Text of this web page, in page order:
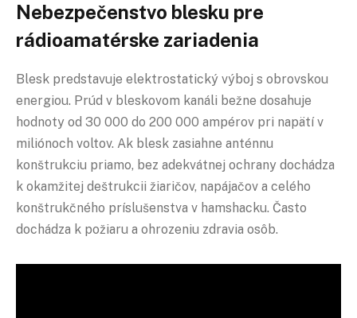
Nebezpečenstvo blesku pre
rádioamatérske zariadenia
Blesk predstavuje elektrostatický výboj s obrovskou
energiou. Prúd v bleskovom kanáli bežne dosahuje
hodnoty od 30 000 do 200 000 ampérov pri napätí v
miliónoch voltov. Ak blesk zasiahne anténnu
konštrukciu priamo, bez adekvátnej ochrany dochádza
k okamžitej deštrukcii žiaričov, napájačov a celého
konštrukčného príslušenstva v hamshacku. Často
dochádza k požiaru a ohrozeniu zdravia osôb.